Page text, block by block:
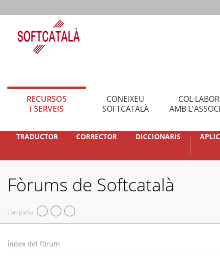
RECURSOS
I SERVEIS
CONEIXEU
SOFTCATALÀ
AMB
TRADUCTOR CORRECTOR DICCIONARIS
Fòrums de Softcatalà
Compartiu
Índex del fòrum